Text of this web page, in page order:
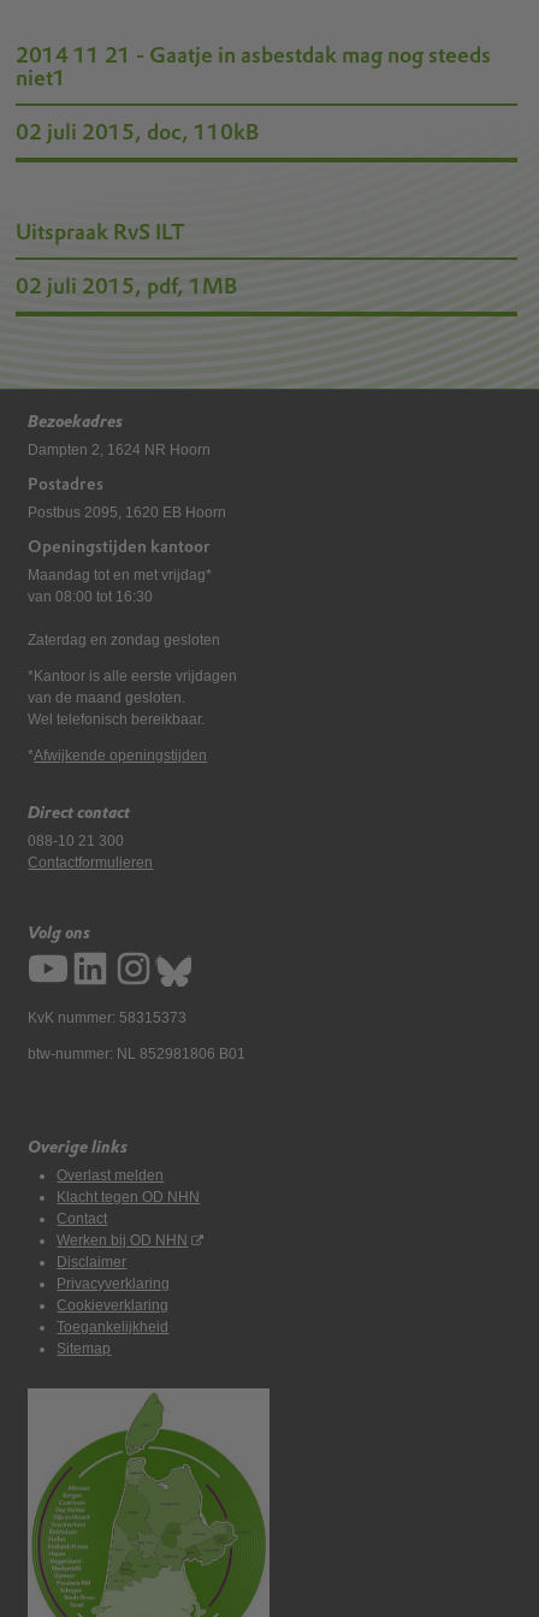
2014 11 21 - Gaatje in asbestdak mag nog steeds
niet1
02 juli 2015, doc, 110kB
Uitspraak RvS ILT
02 juli 2015, pdf, 1MB
Bezoekadres
Dampten 2, 1624 NR Hoorn
Postadres
Postbus 2095, 1620 EB Hoorn
Openingstijden kantoor
Maandag tot en met vrijdag*
van 08:00 tot 16:30
Zaterdag en zondag gesloten
*Kantoor is alle eerste vrijdagen
van de maand gesloten.
Wel telefonisch bereikbaar.
*Afwijkende openingstijden
Direct contact
088-10 21 300
Contactformulieren
Volg ons
KvK nummer: 58315373
btw-nummer: NL 852981806 B01
Overige links
Overlast melden
Klacht tegen OD NHN
Contact
Werken bij OD NHN
Disclaimer
Privacyverklaring
Cookieverklaring
Toegankelijkheid
Sitemap